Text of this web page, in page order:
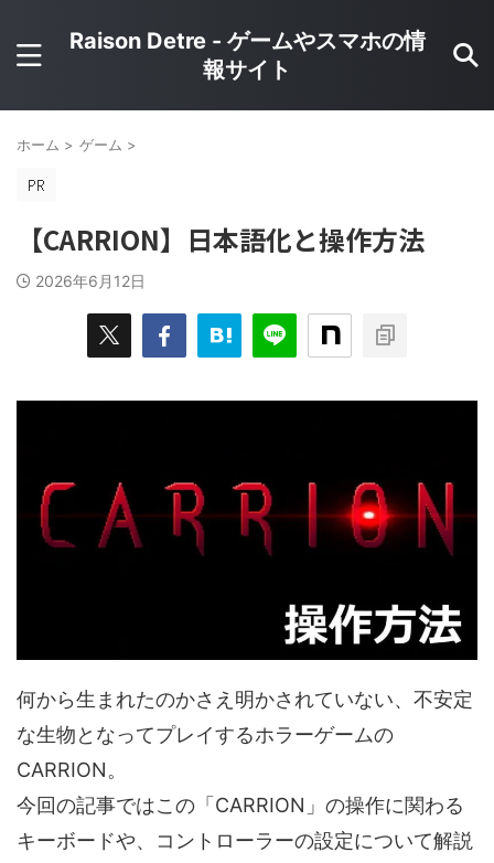
Raison Detre - ゲームやスマホの情
報サイト
ホーム > ゲーム >
【CARRION】日本語化と操作方法
2026年6月12日
何から生まれたのかさえ明かされていない、不安定
な生物となってプレイするホラーゲームの
CARRION。
今回の記事ではこの「CARRION」の操作に関わる
キーボードや、コントローラーの設定について解説